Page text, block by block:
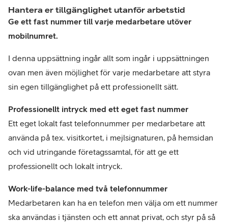
Hantera er tillgänglighet utanför arbetstid
Ge ett fast nummer till varje medarbetare utöver
mobilnumret.
I denna uppsättning ingår allt som ingår i uppsättningen
ovan men även möjlighet för varje medarbetare att styra
sin egen tillgänglighet på ett professionellt sätt.
Professionellt intryck med ett eget fast nummer
Ett eget lokalt fast telefonnummer per medarbetare att
använda på tex. visitkortet, i mejlsignaturen, på hemsidan
och vid utringande företagssamtal, för att ge ett
professionellt och lokalt intryck.
Work-life-balance med två telefonnummer
Medarbetaren kan ha en telefon men välja om ett nummer
ska användas i tjänsten och ett annat privat, och styr på så